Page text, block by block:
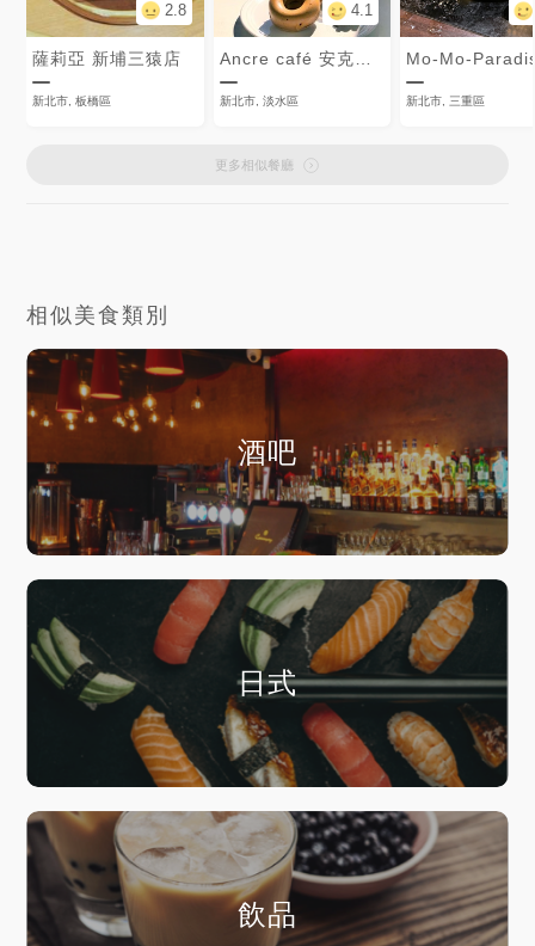
2.8
薩莉亞 新埔三猿店
新北市, 板橋區
4.1
新北市, 淡水區
Mo-Mo-
新北市, 三重區
更多相似餐廳
相似美食類別
酒吧
日式
飲品